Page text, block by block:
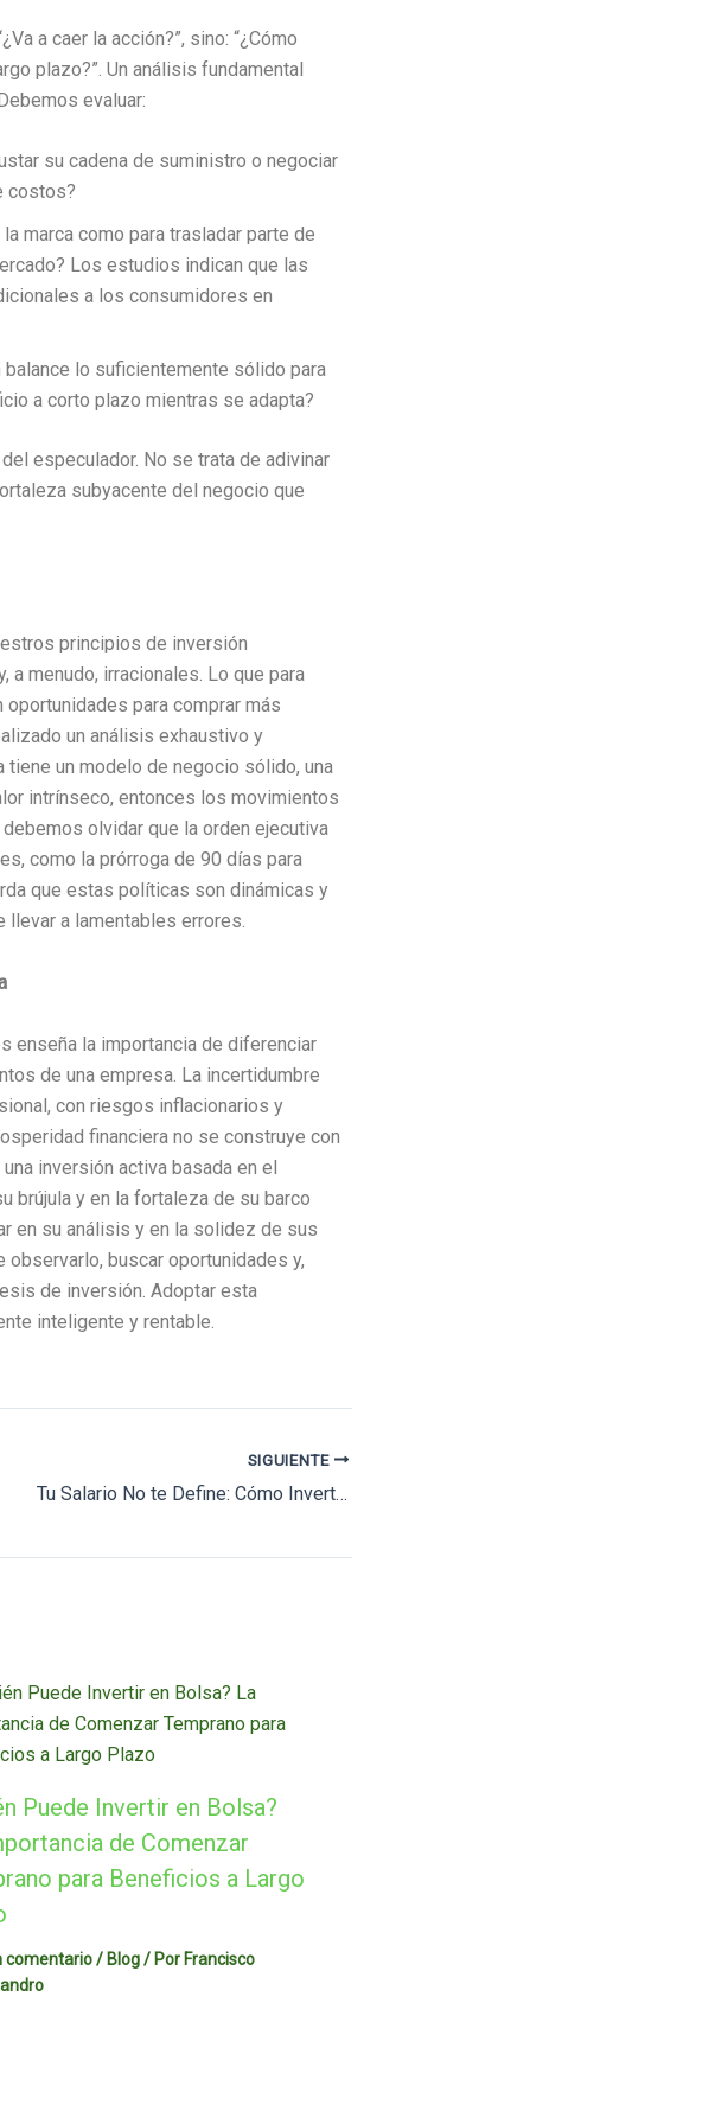
a caer la acción?”, sino: “¿Cómo
plazo?”. Un análisis fundamental
evaluar:
su cadena de suministro o negociar
costos?
marca como para trasladar parte de
Los estudios indican que las
a los consumidores en
balance lo suficientemente sólido para
a corto plazo mientras se adapta?
especulador. No se trata de adivinar
subyacente del negocio que
principios de inversión
menudo, irracionales. Lo que para
para comprar más
un análisis exhaustivo y
un modelo de negocio sólido, una
intrínseco, entonces los movimientos
olvidar que la orden ejecutiva
como la prórroga de 90 días para
que estas políticas son dinámicas y
llevar a lamentables errores.
enseña la importancia de diferenciar
de una empresa. La incertidumbre
con riesgos inflacionarios y
financiera no se construye con
inversión activa basada en el
brújula y en la fortaleza de su barco
en su análisis y en la solidez de sus
buscar oportunidades y,
de inversión. Adoptar esta
inteligente y rentable.
SIGUIENTE
Tu Salario No te Define: Cómo Invertir con un Salario Moderado
Puede Invertir en Bolsa?
de Comenzar
para Beneficios a Largo
comentario / Blog/ Por Francisco